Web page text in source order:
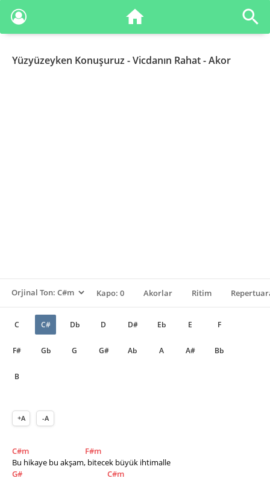
Yüzyüzeyken Konuşuruz - Vicdanın Rahat - Akor
Kapo: 0 Akorlar Ritim
C C# Db D D# Eb E F
F# Gb G G# Ab A A# Bb
B
+A -A
C#m
F#m
Bu hikaye bu akşam, bitecek büyük ihtimalle
G#
C#m